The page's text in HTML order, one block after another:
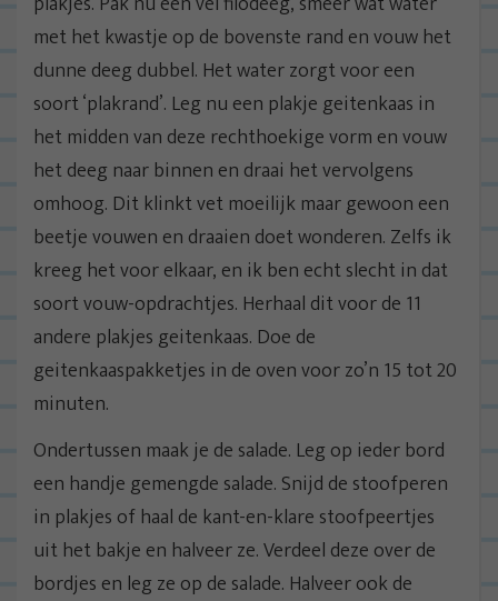
met het kwastje op de bovenste rand en vouw het
dunne deeg dubbel. Het water zorgt voor een
soort ‘plakrand’. Leg nu een plakje geitenkaas in
het midden van deze rechthoekige vorm en vouw
het deeg naar binnen en draai het vervolgens
omhoog. Dit klinkt vet moeilijk maar gewoon een
beetje vouwen en draaien doet wonderen. Zelfs ik
kreeg het voor elkaar, en ik ben echt slecht in dat
soort vouw-opdrachtjes. Herhaal dit voor de 11
andere plakjes geitenkaas. Doe de
geitenkaaspakketjes in de oven voor zo’n 15 tot 20
minuten.
Ondertussen maak je de salade. Leg op ieder bord
een handje gemengde salade. Snijd de stoofperen
in plakjes of haal de kant-en-klare stoofpeertjes
uit het bakje en halveer ze. Verdeel deze over de
bordjes en leg ze op de salade. Halveer ook de